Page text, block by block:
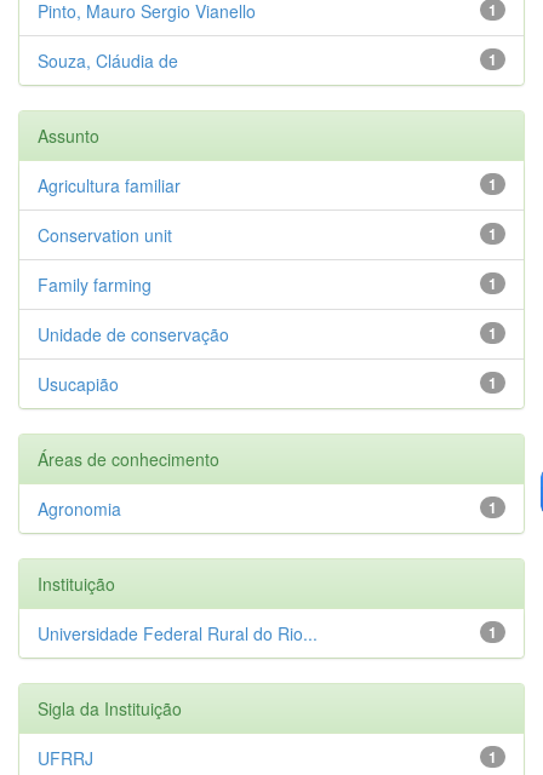
1
Pinto, Mauro Sergio Vianello
1
Souza, Cláudia de
Assunto
1
Agricultura familiar
1
Conservation unit
1
Family farming
1
Unidade de conservação
1
Usucapião
Áreas de conhecimento
1
Agronomia
Instituição
1
Universidade Federal Rural do Rio...
Sigla da Instituição
1
UFRRJ